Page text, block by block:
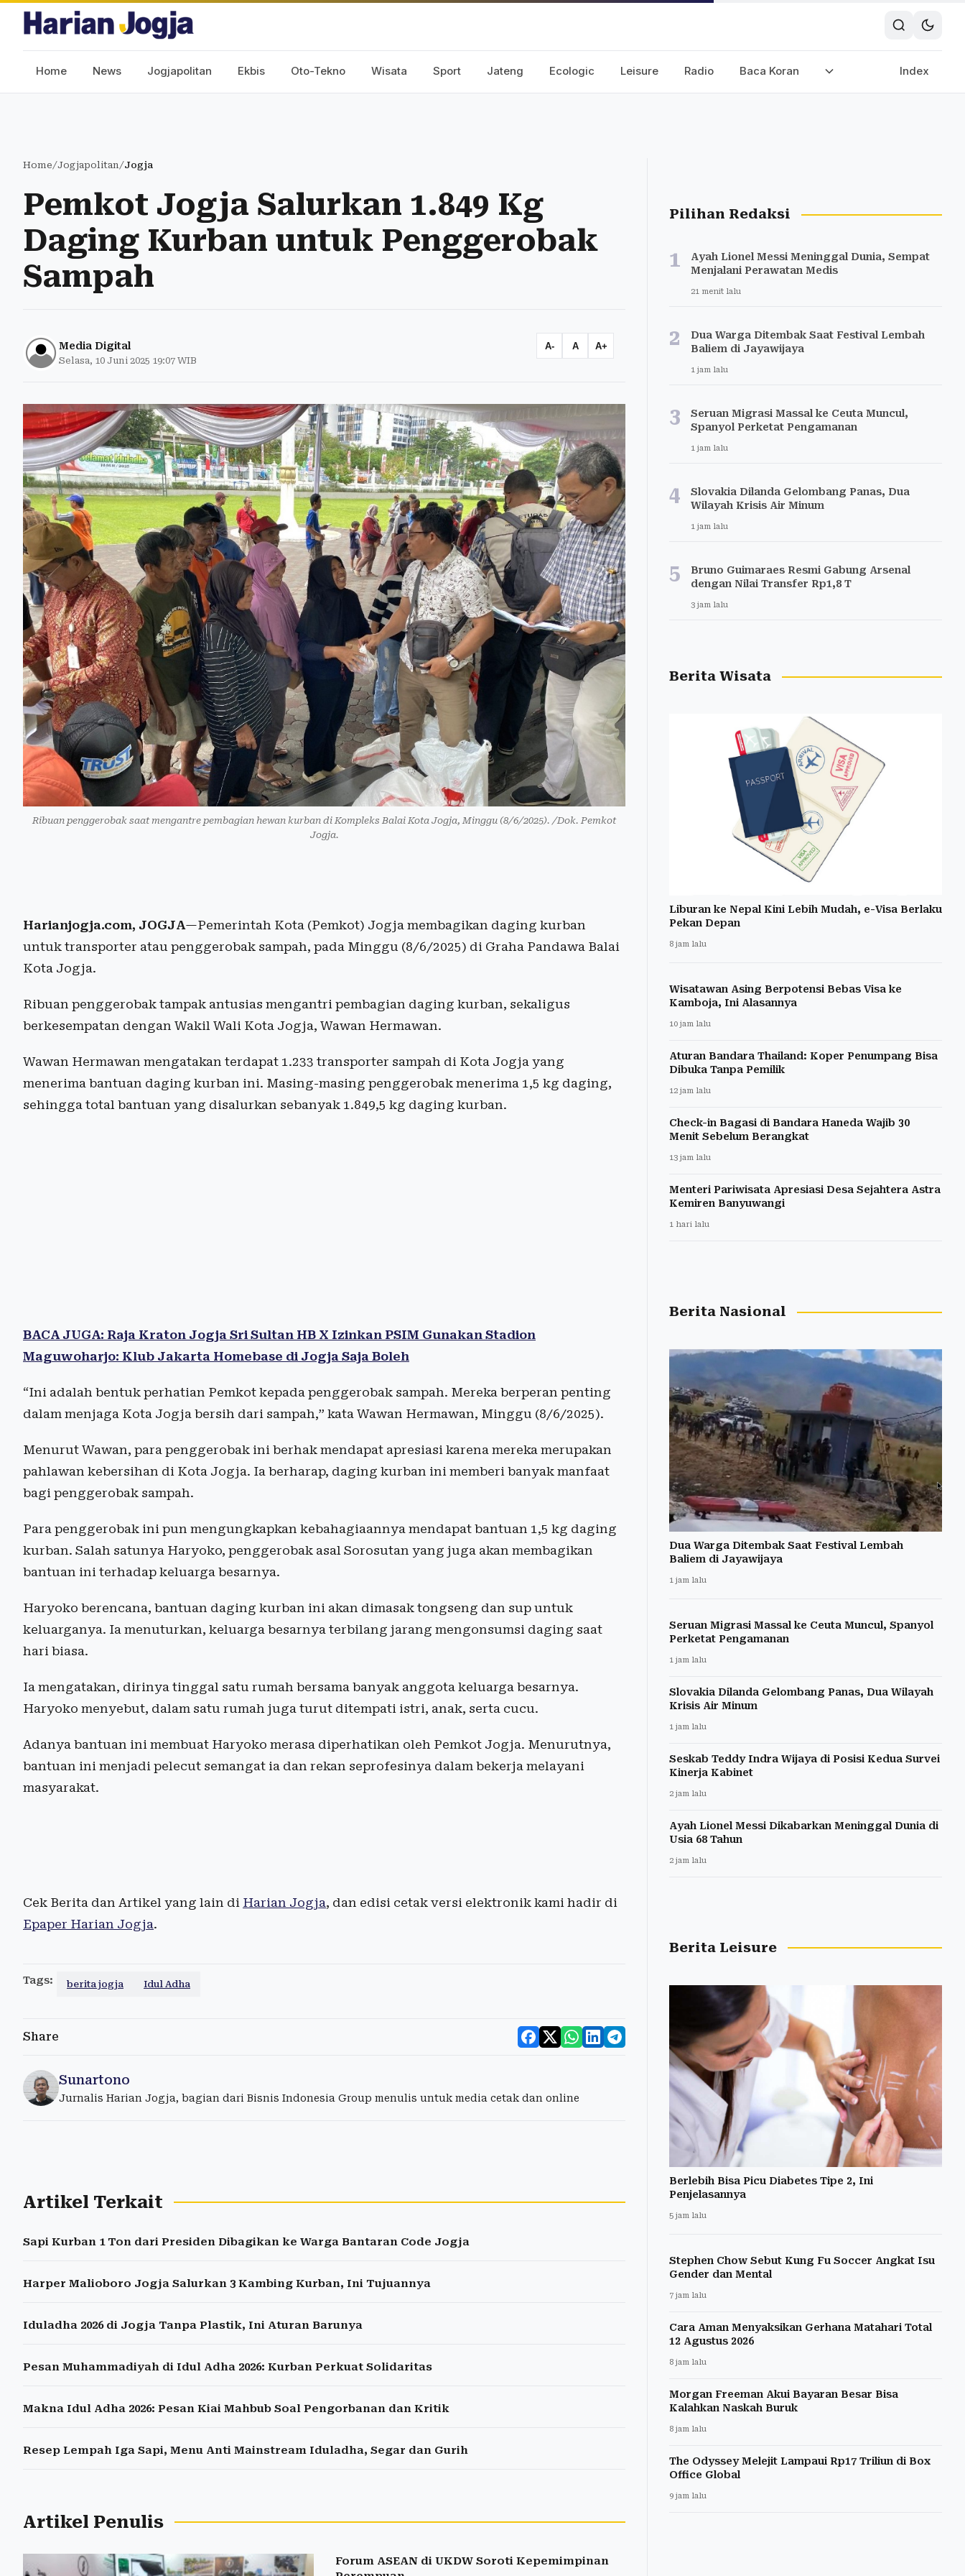
Home News Jogjapolitan Ekbis Oto-Tekno Wisata Sport Jateng Ecologic Leisure Radio Baca Koran Index
Home/Jogjapolitan/Jogja
Pemkot Jogja Salurkan 1.849 Kg
Daging Kurban untuk Penggerobak
Sampah
Media Digital
Selasa, 10 Juni 2025 19:07 WIB
A- A A+
Ribuan penggerobak saat mengantre pembagian hewan kurban di Kompleks Balai Kota Jogja, Minggu (8/6/2025). /Dok. Pemkot
Jogja.
Harianjogja.com, JOGJA—Pemerintah Kota (Pemkot) Jogja membagikan daging kurban
untuk transporter atau penggerobak sampah, pada Minggu (8/6/2025) di Graha Pandawa Balai
Kota Jogja.
Ribuan penggerobak tampak antusias mengantri pembagian daging kurban, sekaligus
berkesempatan dengan Wakil Wali Kota Jogja, Wawan Hermawan.
Wawan Hermawan mengatakan terdapat 1.233 transporter sampah di Kota Jogja yang
menerima bantuan daging kurban ini. Masing-masing penggerobak menerima 1,5 kg daging,
sehingga total bantuan yang disalurkan sebanyak 1.849,5 kg daging kurban.
BACA JUGA: Raja Kraton Jogja Sri Sultan HB X Izinkan PSIM Gunakan Stadion
Maguwoharjo: Klub Jakarta Homebase di Jogja Saja Boleh
“Ini adalah bentuk perhatian Pemkot kepada penggerobak sampah. Mereka berperan penting
dalam menjaga Kota Jogja bersih dari sampah,” kata Wawan Hermawan, Minggu (8/6/2025).
Menurut Wawan, para penggerobak ini berhak mendapat apresiasi karena mereka merupakan
pahlawan kebersihan di Kota Jogja. Ia berharap, daging kurban ini memberi banyak manfaat
bagi penggerobak sampah.
Para penggerobak ini pun mengungkapkan kebahagiaannya mendapat bantuan 1,5 kg daging
kurban. Salah satunya Haryoko, penggerobak asal Sorosutan yang juga akan membagikan
bantuan ini terhadap keluarga besarnya.
Haryoko berencana, bantuan daging kurban ini akan dimasak tongseng dan sup untuk
keluarganya. Ia menuturkan, keluarga besarnya terbilang jarang mengonsumsi daging saat
hari biasa.
Ia mengatakan, dirinya tinggal satu rumah bersama banyak anggota keluarga besarnya.
Haryoko menyebut, dalam satu rumah juga turut ditempati istri, anak, serta cucu.
Adanya bantuan ini membuat Haryoko merasa diperhatikan oleh Pemkot Jogja. Menurutnya,
bantuan ini menjadi pelecut semangat ia dan rekan seprofesinya dalam bekerja melayani
masyarakat.
Cek Berita dan Artikel yang lain di Harian Jogja, dan edisi cetak versi elektronik kami hadir di
Epaper Harian Jogja.
Tags: berita jogja Idul Adha
Share
Sunartono
Jurnalis Harian Jogja, bagian dari Bisnis Indonesia Group menulis untuk media cetak dan online
Artikel Terkait
Sapi Kurban 1 Ton dari Presiden Dibagikan ke Warga Bantaran Code Jogja
Harper Malioboro Jogja Salurkan 3 Kambing Kurban, Ini Tujuannya
Iduladha 2026 di Jogja Tanpa Plastik, Ini Aturan Barunya
Pesan Muhammadiyah di Idul Adha 2026: Kurban Perkuat Solidaritas
Makna Idul Adha 2026: Pesan Kiai Mahbub Soal Pengorbanan dan Kritik
Resep Lempah Iga Sapi, Menu Anti Mainstream Iduladha, Segar dan Gurih
Artikel Penulis
Forum ASEAN di UKDW Soroti Kepemimpinan
Pilihan Redaksi
1
Ayah Lionel Messi Meninggal Dunia, Sempat
Menjalani Perawatan Medis
21 menit lalu
2
Dua Warga Ditembak Saat Festival Lembah
Baliem di Jayawijaya
1 jam lalu
3
Seruan Migrasi Massal ke Ceuta Muncul,
Spanyol Perketat Pengamanan
1 jam lalu
4
Slovakia Dilanda Gelombang Panas, Dua
Wilayah Krisis Air Minum
1 jam lalu
5
Bruno Guimaraes Resmi Gabung Arsenal
dengan Nilai Transfer Rp1,8 T
3 jam lalu
Berita Wisata
Liburan ke Nepal Kini Lebih Mudah, e-Visa Berlaku
Pekan Depan
8 jam lalu
Wisatawan Asing Berpotensi Bebas Visa ke
Kamboja, Ini Alasannya
10 jam lalu
Aturan Bandara Thailand: Koper Penumpang Bisa
Dibuka Tanpa Pemilik
12 jam lalu
Check-in Bagasi di Bandara Haneda Wajib 30
Menit Sebelum Berangkat
13 jam lalu
Menteri Pariwisata Apresiasi Desa Sejahtera Astra
Kemiren Banyuwangi
1 hari lalu
Berita Nasional
Dua Warga Ditembak Saat Festival Lembah
Baliem di Jayawijaya
1 jam lalu
Seruan Migrasi Massal ke Ceuta Muncul, Spanyol
Perketat Pengamanan
1 jam lalu
Slovakia Dilanda Gelombang Panas, Dua Wilayah
Krisis Air Minum
1 jam lalu
Seskab Teddy Indra Wijaya di Posisi Kedua Survei
Kinerja Kabinet
2 jam lalu
Ayah Lionel Messi Dikabarkan Meninggal Dunia di
Usia 68 Tahun
2 jam lalu
Berita Leisure
Berlebih Bisa Picu Diabetes Tipe 2, Ini
Penjelasannya
5 jam lalu
Stephen Chow Sebut Kung Fu Soccer Angkat Isu
Gender dan Mental
7 jam lalu
Cara Aman Menyaksikan Gerhana Matahari Total
12 Agustus 2026
8 jam lalu
Morgan Freeman Akui Bayaran Besar Bisa
Kalahkan Naskah Buruk
8 jam lalu
The Odyssey Melejit Lampaui Rp17 Triliun di Box
Office Global
9 jam lalu